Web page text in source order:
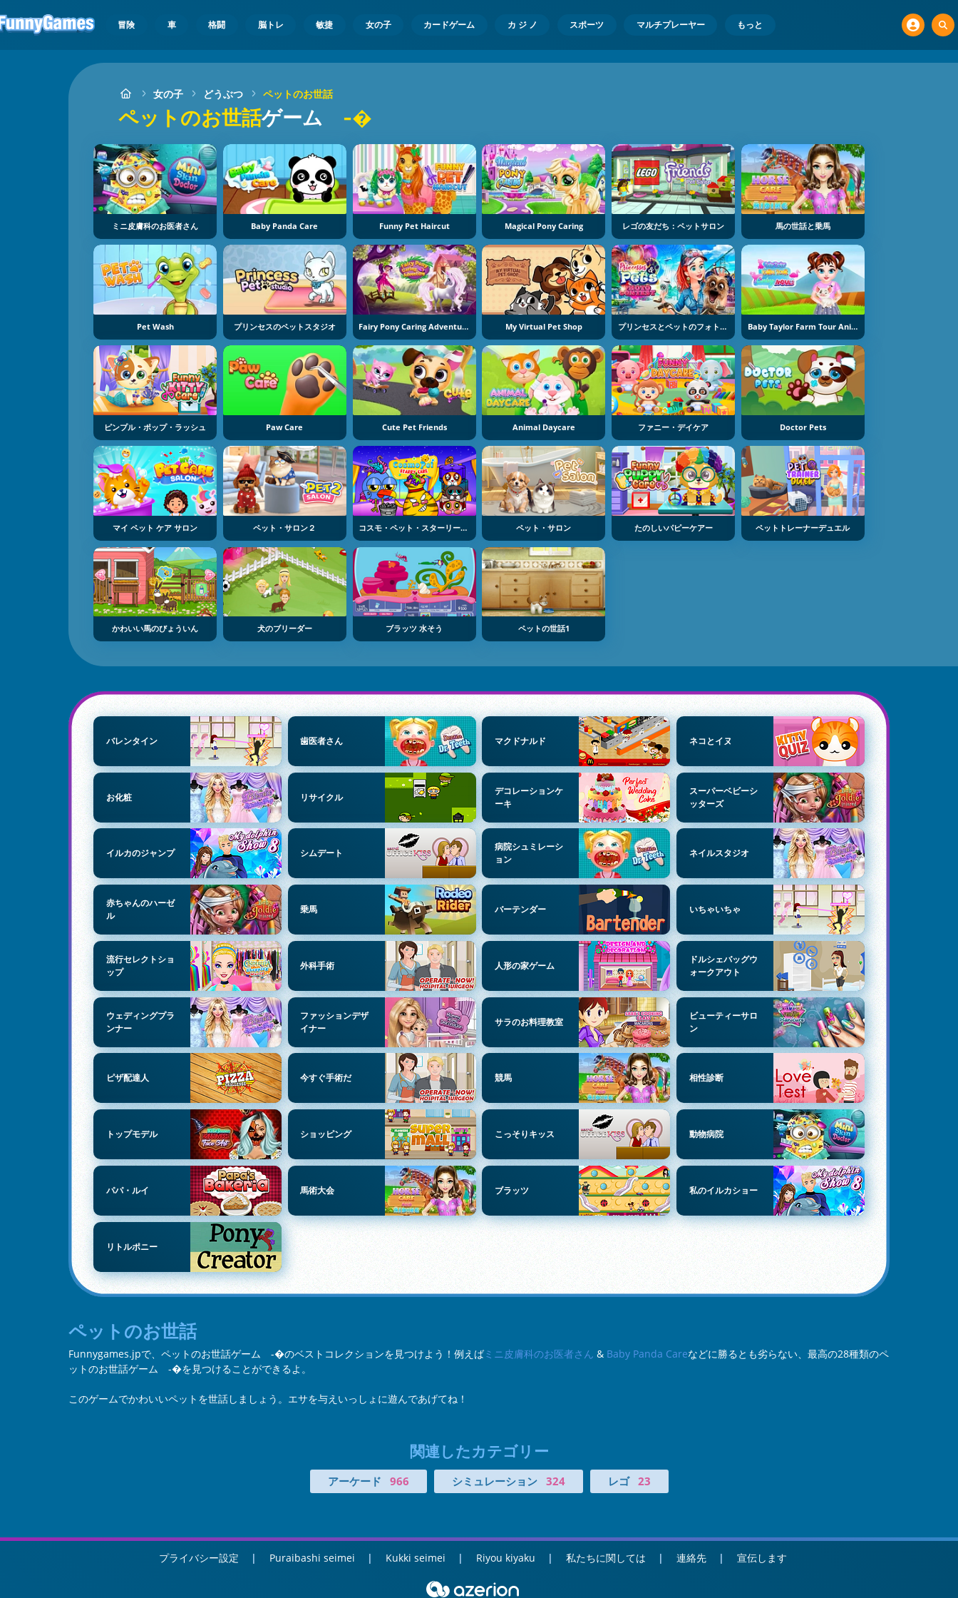
冒険 車 格闘 脳トレ 敏捷 女の子 カードゲーム カ ジ ノ スポーツ マルチプレーヤー もっと
女の子 どうぶつ ペットのお世話
ペットのお世話ゲーム -�
ミニ皮膚科のお医者さん Baby Panda Care Funny Pet Haircut Magical Pony Caring レゴの友だち：ペットサロン 馬の世話と乗馬
Pet Wash プリンセスのペットスタジオ Fairy Pony Caring Adventure My Virtual Pet Shop プリンセスとペットのフォトコンテスト Baby Taylor Farm Tour Animal Caring
ピンプル・ポップ・ラッシュ Paw Care Cute Pet Friends Animal Daycare ファニー・デイケア Doctor Pets
マイ ペット ケア サロン ペット・サロン２ コスモ・ペット・スターリー・ケア ペット・サロン たのしいパピーケアー ペットトレーナーデュエル
かわいい馬のびょういん 犬のブリーダー ブラッツ 水そう ペットの世話1
バレンタイン 歯医者さん マクドナルド ネコとイヌ
お化粧 リサイクル
デコレーションケ
ーキ
スーパーベビーシ
ッターズ
イルカのジャンプ シムデート
病院シュミレーシ
ョン
ネイルスタジオ
赤ちゃんのハーゼ
ル
乗馬 バーテンダー いちゃいちゃ
流行セレクトショ
ップ
外科手術 人形の家ゲーム
ドルシェバッグウ
ォークアウト
ウェディングプラ
ンナー
ファッションデザ
イナー
サラのお料理教室
ビューティーサロ
ン
ピザ配達人 今すぐ手術だ 競馬 相性診断
トップモデル ショッピング こっそりキッス 動物病院
パパ・ルイ 馬術大会 ブラッツ 私のイルカショー
リトルポニー
ペットのお世話
Funnygames.jpで、ペットのお世話ゲーム -�のベストコレクションを見つけよう！例えばミニ皮膚科のお医者さん & Baby Panda Careなどに勝るとも劣らない、最高の28種類のペ
ットのお世話ゲーム -�を見つけることができるよ。
このゲームでかわいいペットを世話しましょう。エサを与えいっしょに遊んであげてね！
関連したカテゴリー
アーケード 966 シミュレーション 324 レゴ 23
プライバシー設定 Puraibashi seimei Kukki seimei Riyou kiyaku 私たちに関しては 連絡先 宣伝します